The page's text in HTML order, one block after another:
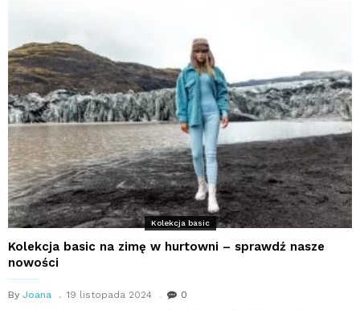
Kolekcja basic
Kolekcja basic na zimę w hurtowni – sprawdź nasze
nowości
By Joana 19 listopada 2024 0